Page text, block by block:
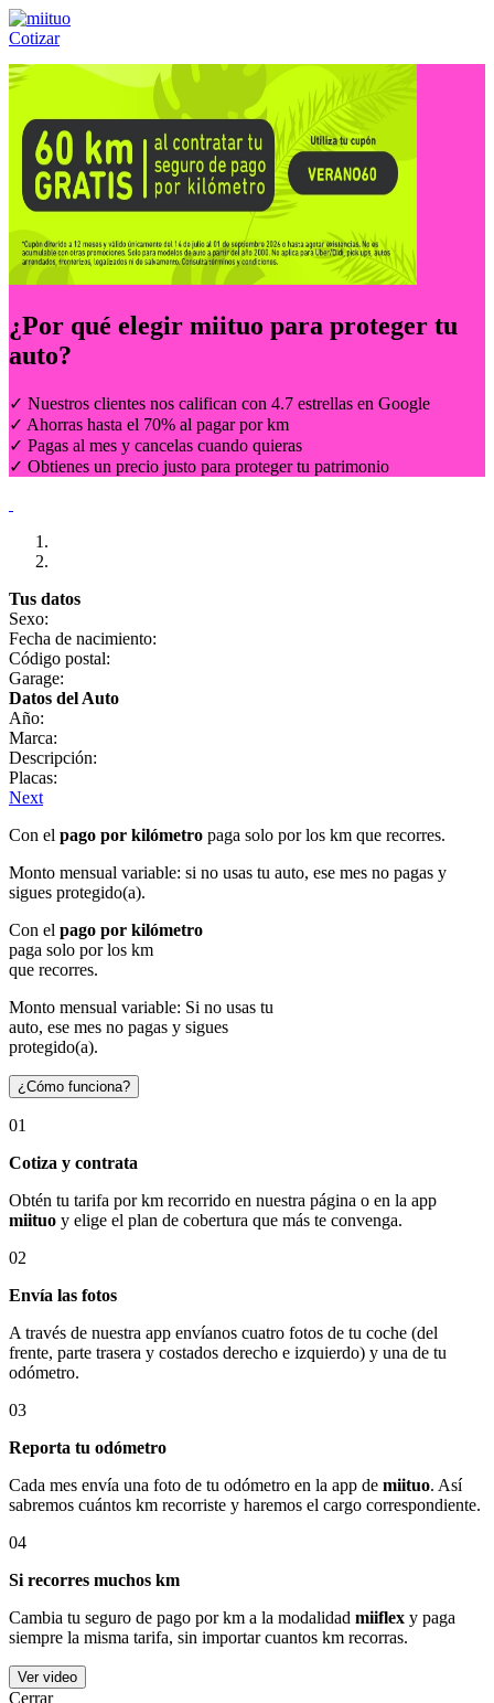
Cotizar
Llámanos al:(55) 84-21-05-00 ó
¿Por qué elegir miituo para proteger tu
auto?
✓ Nuestros clientes nos califican con 4.7 estrellas en Google
✓ Ahorras hasta el 70% al pagar por km
✓ Pagas al mes y cancelas cuando quieras
✓ Obtienes un precio justo para proteger tu patrimonio
Tus datos
Sexo:
Fecha de nacimiento:
Código postal:
Garage:
Datos del Auto
Año:
Marca:
Descripción:
Placas:
Next
Con el pago por kilómetro paga solo por los km que recorres.
Monto mensual variable: si no usas tu auto, ese mes no pagas y
sigues protegido(a).
Con el pago por kilómetro
paga solo por los km
que recorres.
Monto mensual variable: Si no usas tu
auto, ese mes no pagas y sigues
protegido(a).
¿Cómo funciona?
01
Cotiza y contrata
Obtén tu tarifa por km recorrido en nuestra página o en la app
miituo y elige el plan de cobertura que más te convenga.
02
Envía las fotos
A través de nuestra app envíanos cuatro fotos de tu coche (del
frente, parte trasera y costados derecho e izquierdo) y una de tu
odómetro.
03
Reporta tu odómetro
Cada mes envía una foto de tu odómetro en la app de miituo. Así
sabremos cuántos km recorriste y haremos el cargo correspondiente.
04
Si recorres muchos km
Cambia tu seguro de pago por km a la modalidad miiflex y paga
siempre la misma tarifa, sin importar cuantos km recorras.
Ver video
Cerrar